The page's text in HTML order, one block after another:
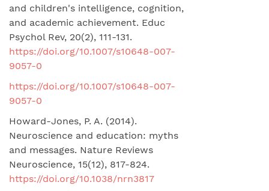
and children's intelligence, cognition,
and academic achievement. Educ
Psychol Rev, 20(2), 111-131.
https://doi.org/10.1007/s10648-007-
9057-0
https://doi.org/10.1007/s10648-007-
9057-0
Howard-Jones, P. A. (2014).
Neuroscience and education: myths
and messages. Nature Reviews
Neuroscience, 15(12), 817-824.
https://doi.org/10.1038/nrn3817